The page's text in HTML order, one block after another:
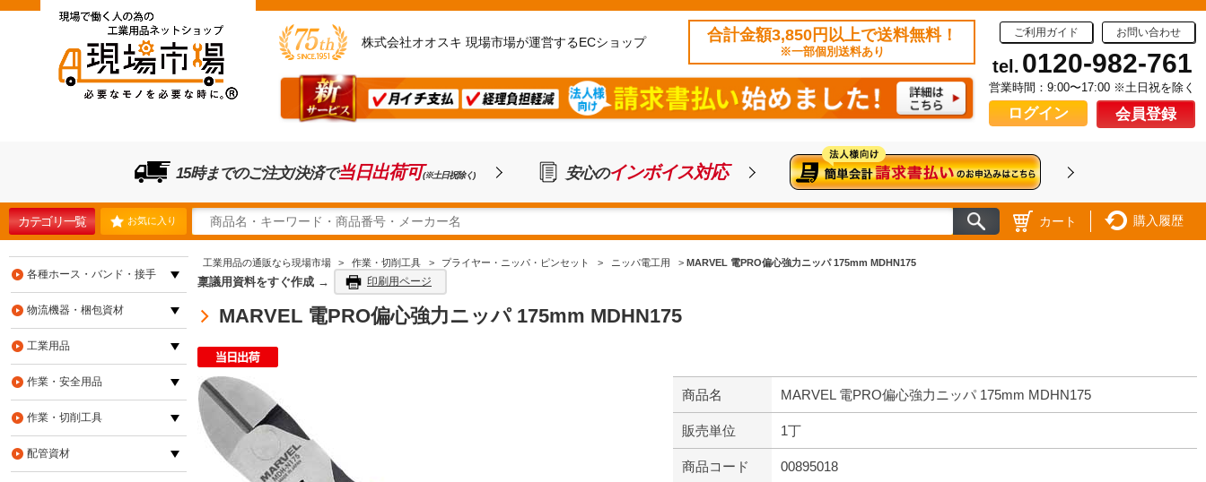
株式会社オオスキ 現場市場が運営するECショップ 合計金額3,850円以上で送料無料！
※一部個別送料あり
ご利用ガイド お問い合わせ
tel. 0120-982-761
営業時間：9:00〜17:00 ※土日祝を除く
ログイン 会員登録
15時までのご注文/決済で当日出荷可(※土日祝除く) 安心のインボイス対応
カテゴリ一覧 お気に入り カート 購入履歴
工業用品の通販なら現場市場 > 作業・切削工具 > プライヤー・ニッパ・ピンセット > ニッパ電工用 > MARVEL 電PRO偏心強力ニッパ 175mm MDHN175
稟議用資料をすぐ作成 → 印刷用ページ
MARVEL 電PRO偏心強力ニッパ 175mm MDHN175
商品名 MARVEL 電PRO偏心強力ニッパ 175mm MDHN175
販売単位 1丁
商品コード 00895018
各種ホース・バンド・接手
物流機器・梱包資材
工業用品
作業・安全用品
作業・切削工具
配管資材